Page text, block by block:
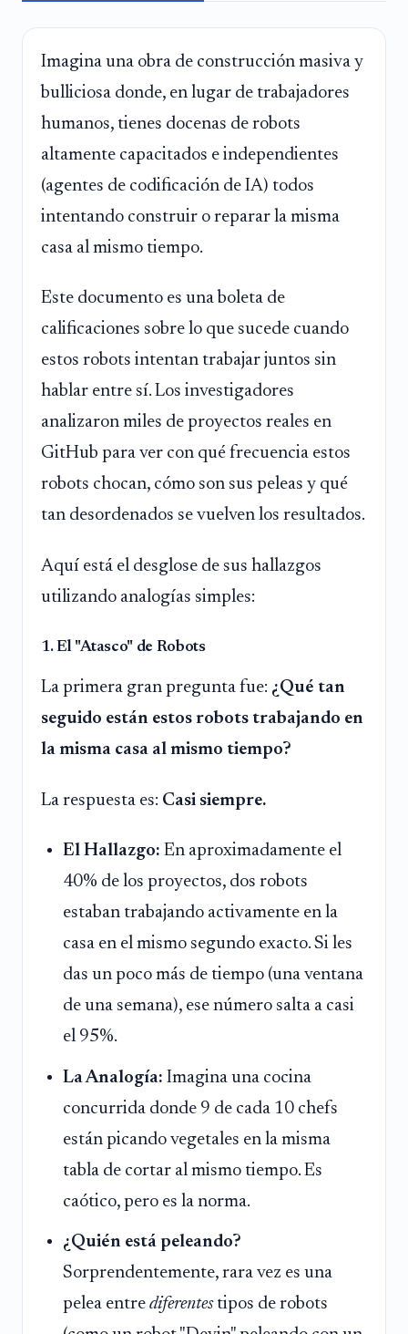
Imagina una obra de construcción masiva y
bulliciosa donde, en lugar de trabajadores
humanos, tienes docenas de robots
altamente capacitados e independientes
(agentes de codificación de IA) todos
intentando construir o reparar la misma
casa al mismo tiempo.
Este documento es una boleta de
calificaciones sobre lo que sucede cuando
estos robots intentan trabajar juntos sin
hablar entre sí. Los investigadores
analizaron miles de proyectos reales en
GitHub para ver con qué frecuencia estos
robots chocan, cómo son sus peleas y qué
tan desordenados se vuelven los resultados.
Aquí está el desglose de sus hallazgos
utilizando analogías simples:
1. El "Atasco" de Robots
La primera gran pregunta fue: ¿Qué tan
seguido están estos robots trabajando en
la misma casa al mismo tiempo?
La respuesta es: Casi siempre.
El Hallazgo: En aproximadamente el
40% de los proyectos, dos robots
estaban trabajando activamente en la
casa en el mismo segundo exacto. Si les
das un poco más de tiempo (una ventana
de una semana), ese número salta a casi
el 95%.
La Analogía: Imagina una cocina
concurrida donde 9 de cada 10 chefs
están picando vegetales en la misma
tabla de cortar al mismo tiempo. Es
caótico, pero es la norma.
¿Quién está peleando?
Sorprendentemente, rara vez es una
pelea entre diferentestipos de robots